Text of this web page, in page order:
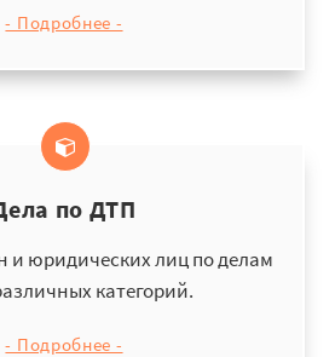
- Подробнее -
по ДТП
и юридических лиц по делам
категорий.
- Подробнее -